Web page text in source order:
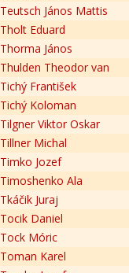
Teutsch János Mattis
Tholt Eduard
Thorma János
Thulden Theodor van
Tichý František
Tichý Koloman
Tilgner Viktor Oskar
Tillner Michal
Timko Jozef
Timoshenko Ala
Tkáčik Juraj
Tocik Daniel
Tock Móric
Toman Karel